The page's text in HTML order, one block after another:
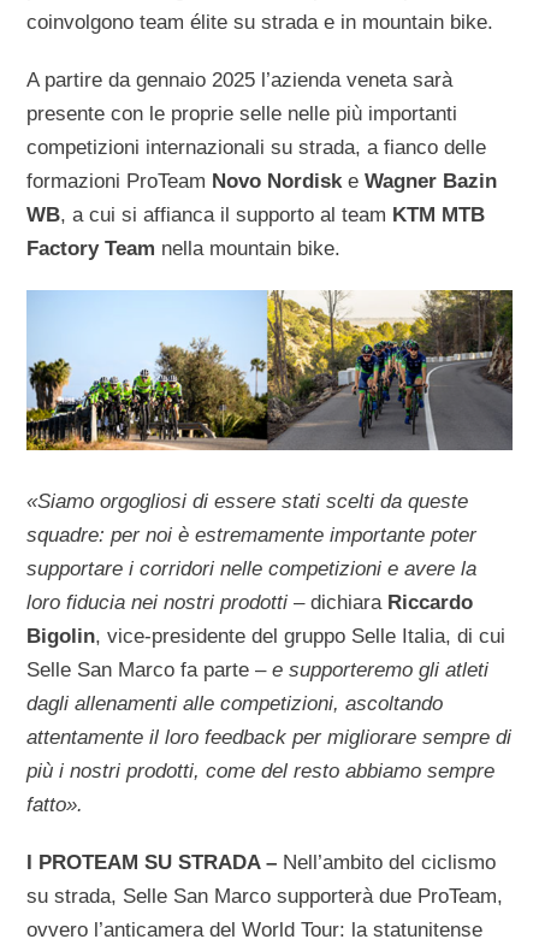
coinvolgono team élite su strada e in mountain bike.
A partire da gennaio 2025 l’azienda veneta sarà
presente con le proprie selle nelle più importanti
competizioni internazionali su strada, a fianco delle
formazioni ProTeam Novo Nordisk eWagner Bazin
WB, a cui si affianca il supporto al team KTM MTB
Factory Team nella mountain bike.
«Siamo orgogliosi di essere stati scelti da queste
squadre: per noi è estremamente importante poter
supportare i corridori nelle competizioni e avere la
loro fiducia nei nostri prodotti – dichiara Riccardo
Bigolin, vice-presidente del gruppo Selle Italia, di cui
Selle San Marco fa parte –e supporteremo gli atleti
dagli allenamenti alle competizioni, ascoltando
attentamente il loro feedback per migliorare sempre di
più i nostri prodotti, come del resto abbiamo sempre
fatto».
I PROTEAM SU STRADA – Nell’ambito del ciclismo
su strada, Selle San Marco supporterà due ProTeam,
ovvero l’anticamera del World Tour: la statunitense